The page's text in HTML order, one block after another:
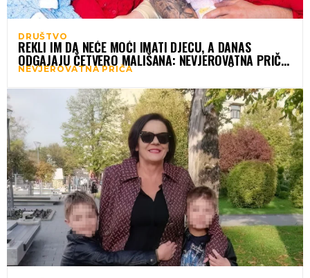
DRUŠTVO
REKLI IM DA NEĆE MOĆI IMATI DJECU, A DANAS
ODGAJAJU ČETVERO MALIŠANA: NEVJEROVATNA PRIČA
PARA KOJEM SU PROGNOZE BILE BEZNADEŽNE
NEVJEROVATNA PRIČA